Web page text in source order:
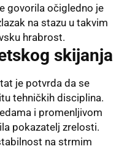
govorila očigledno je
na stazu u takvim
hrabrost.
skijanja
je potvrda da se
tehničkih disciplina.
i promenljivom
pokazatelj zrelosti.
na strmim